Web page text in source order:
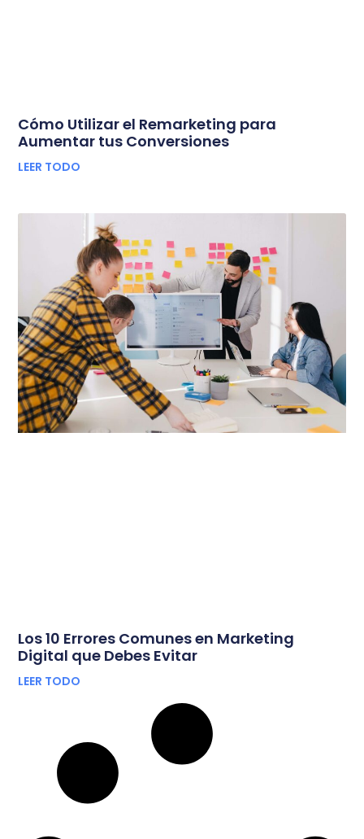
Cómo Utilizar el Remarketing para
Aumentar tus Conversiones
LEER TODO
Los 10 Errores Comunes en Marketing
Digital que Debes Evitar
LEER TODO